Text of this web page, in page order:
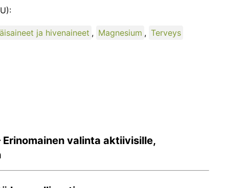
ja hivenaineet , Magnesium , Terveys
valinta aktiivisille,